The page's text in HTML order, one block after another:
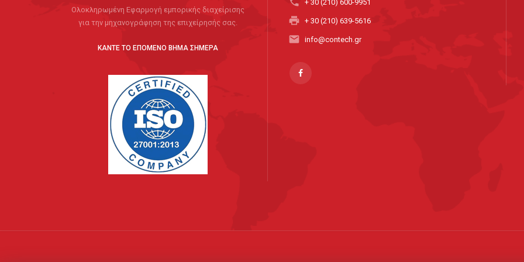
Ολοκληρωμένη Εφαρμογή εμπορικής διαχείρισης
για την μηχανογράφηση της επιχείρησής σας.
ΚΑΝΤΕ ΤΟ ΕΠΟΜΕΝΟ ΒΗΜΑ ΣΗΜΕΡΑ
+ 30 (210) 600-9951
print + 30 (210) 639-5616
email info@contech.gr